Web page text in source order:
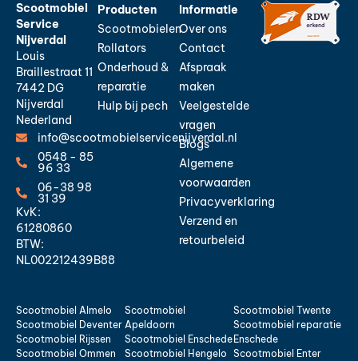
Scootmobiel
Service
Nijverdal
Louis
Braillestraat 11
7442 DG
Nijverdal
Nederland
info@scootmobielservicenijverdal.nl
0548 - 85
96 33
06-38 98
31 39
KvK:
61280860
BTW:
NL002212439B88
Producten
Scootmobielen
Rollators
Onderhoud &
reparatie
Hulp bij pech
Informatie
Over ons
Contact
Afspraak
maken
Veelgestelde
vragen
Blogs
Algemene
voorwaarden
Privacyverklaring
Verzend en
retourbeleid
Scootmobiel Almelo
Scootmobiel Deventer
Scootmobiel Rijssen
Scootmobiel Ommen
Scootmobiel
Apeldoorn
Scootmobiel Enschede
Scootmobiel Hengelo
Scootmobiel Twente
Scootmobiel reparatie
Enschede
Scootmobiel Enter